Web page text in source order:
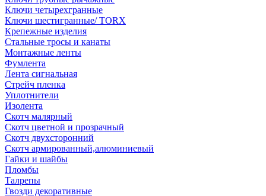
Ключи четырехгранные
Ключи шестигранные/ TORX
Крепежные изделия
Стальные тросы и канаты
Монтажные ленты
Фумлента
Лента сигнальная
Стрейч пленка
Уплотнители
Изолента
Скотч малярный
Скотч цветной и прозрачный
Скотч двухсторонний
Скотч армированный,алюминиевый
Гайки и шайбы
Пломбы
Талрепы
Гвозди декоративные